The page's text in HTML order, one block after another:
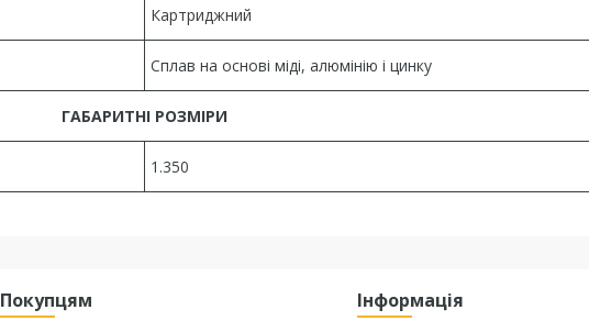
Картриджний
Сплав на основі міді, алюмінію і цинку
ГАБАРИТНІ РОЗМІРИ
1.350
Покупцям Інформація